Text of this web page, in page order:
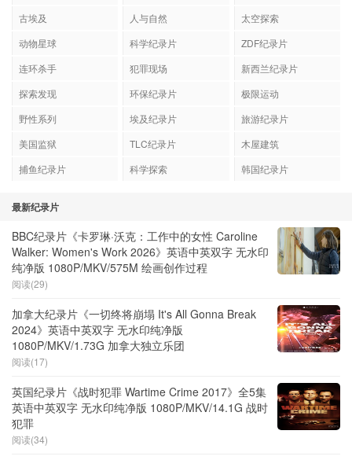
古埃及
人与自然
太空探索
动物星球
科学纪录片
ZDF纪录片
连环杀手
犯罪现场
新西兰纪录片
探索发现
环保纪录片
极限运动
野性系列
埃及纪录片
旅游纪录片
美国监狱
TLC纪录片
木屋建筑
捕鱼纪录片
科学探索 韩国纪录片
最新纪录片
BBC纪录片《卡罗琳·沃克：工作中的女性 Caroline
Walker: Women's Work 2026》英语中英双字 无水印
纯净版 1080P/MKV/575M 绘画创作过程
阅读(29)
加拿大纪录片《一切终将崩塌 It's All Gonna Break
2024》英语中英双字 无水印纯净版
1080P/MKV/1.73G 加拿大独立乐团
阅读(17)
英国纪录片《战时犯罪 Wartime Crime 2017》全5集
英语中英双字 无水印纯净版 1080P/MKV/14.1G 战时
犯罪
阅读(34)